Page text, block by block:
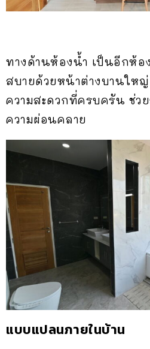
ทางด้านห้องน้ำ เป็นอีกห้อ
สบายด้วยหน้าต่างบานให
ความสะดวกที่ครบครัน ช่ว
ความผ่อนคลาย
แบบแปลนภายในบ้าน